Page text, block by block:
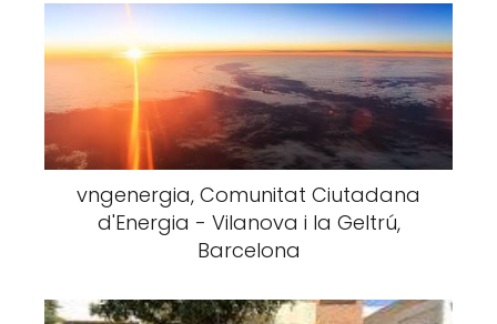
vngenergia, Comunitat Ciutadana
d'Energia - Vilanova i la Geltrú,
Barcelona